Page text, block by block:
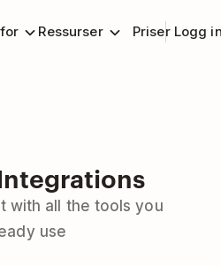
Ressurser Priser Logg
with all the tools you
use